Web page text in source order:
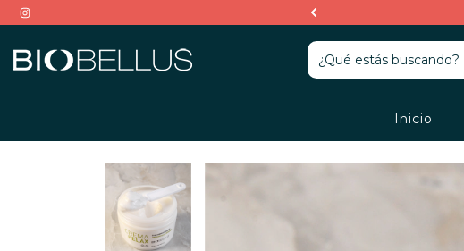
Pago Nube desde $150.0000.-
Inicio